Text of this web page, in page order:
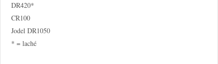
DR420*
CR100
Jodel DR1050
* = laché